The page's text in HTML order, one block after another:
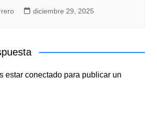
diciembre 29, 2025
estar conectadopara publicar un